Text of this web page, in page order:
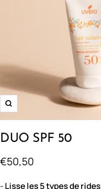
Zoom
DUO SPF 50
Prix
€50,50
-Lisse les 5 types de rides